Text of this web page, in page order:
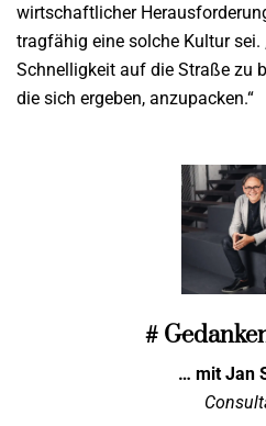
wirtschaftlicher
tragfähig eine solche Kultur
Schnelligkeit auf die Straße zu
die sich ergeben, anzupacken.“
#
… mit Jan